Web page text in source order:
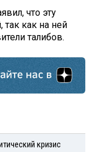
что эту
так как на ней
талибов.
кризис